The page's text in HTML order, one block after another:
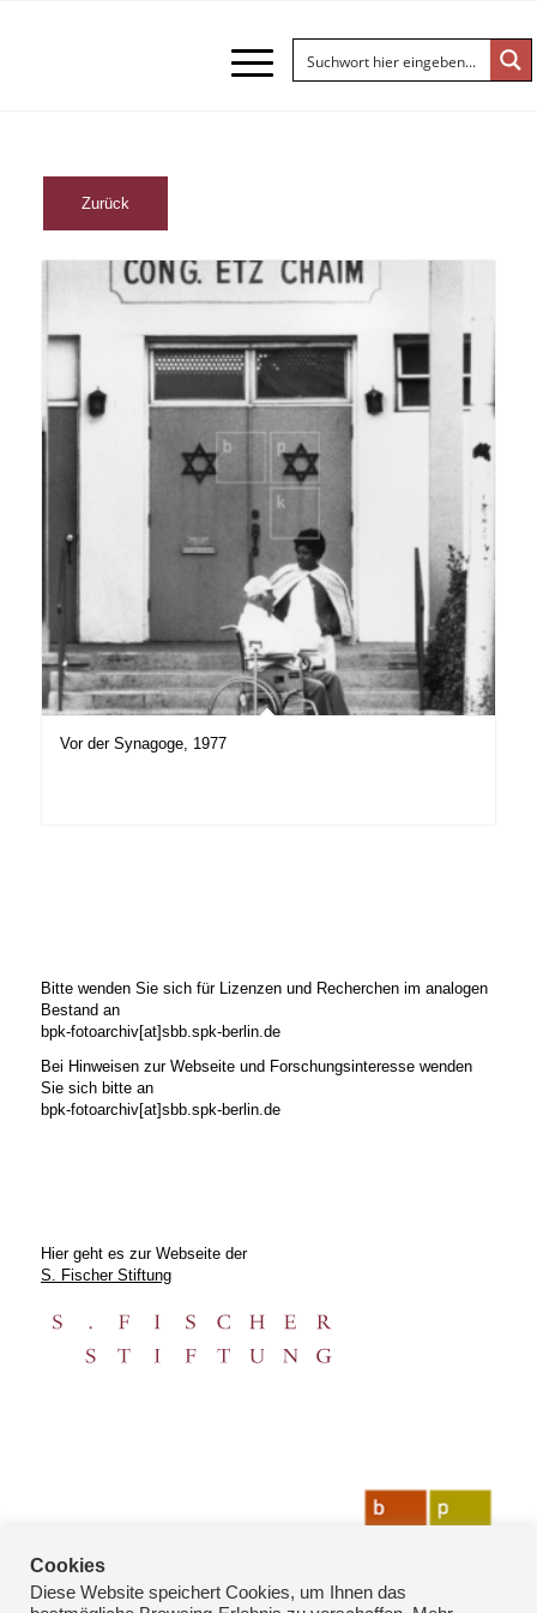
Vor der Synagoge, 1977
Bitte wenden Sie sich für Lizenzen und Recherchen im analogen
Bestand an
bpk-fotoarchiv[at]sbb.spk-berlin.de
Bei Hinweisen zur Webseite und Forschungsinteresse wenden
Sie sich bitte an
bpk-fotoarchiv[at]sbb.spk-berlin.de
Hier geht es zur Webseite der
S. Fischer Stiftung
Cookies
Diese Website speichert Cookies, um Ihnen das